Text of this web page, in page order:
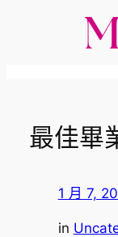
最佳畢
1 月 7,
in